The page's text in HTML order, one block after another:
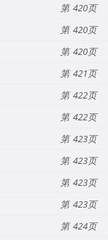
420
420
420
421
422
422
423
423
423
423
424